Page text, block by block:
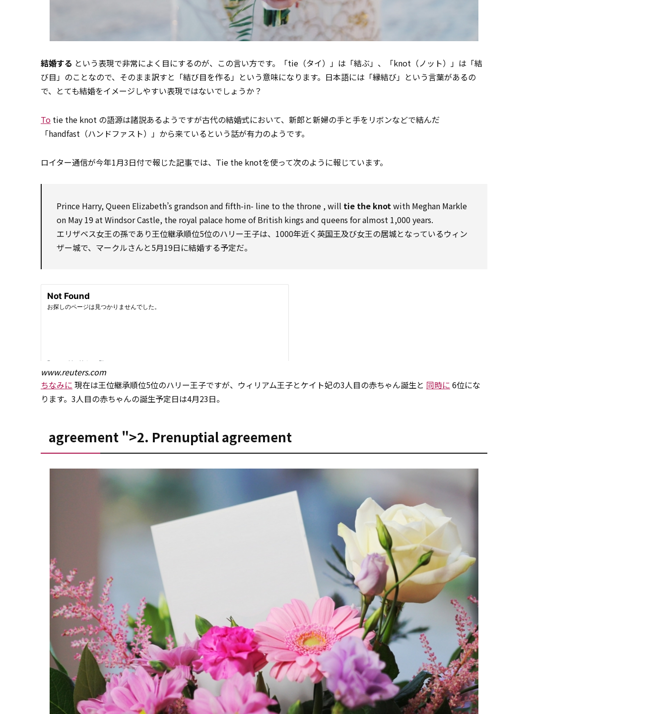
結婚する という表現で非常によく目にするのが、この言い方です。「tie（タイ）」は「結ぶ」、「knot（ノット）」は「結
び目」のことなので、そのまま訳すと「結び目を作る」という意味になります。日本語には「縁結び」という言葉があるの
で、とても結婚をイメージしやすい表現ではないでしょうか？
To tie the knot の語源は諸説あるようですが古代の結婚式において、新郎と新婦の手と手をリボンなどで結んだ
「handfast（ハンドファスト）」から来ているという話が有力のようです。
ロイター通信が今年1月3日付で報じた記事では、Tie the knotを使って次のように報じています。
Prince Harry, Queen Elizabeth’s grandson and fifth-in- line to the throne , will tie the knotwith Meghan Markle
on May 19 at Windsor Castle, the royal palace home of British kings and queens foralmost 1,000 years.
エリザベス女王の孫であり王位継承順位5位のハリー王子は、1000年近く英国王及び女王の居城となっているウィン
ザー城で、マークルさんと5月19日に結婚する予定だ。
www.reuters.com
ちなみに 現在は王位継承順位5位のハリー王子ですが、ウィリアム王子とケイト妃の3人目の赤ちゃん誕生と 同時に 6位にな
ります。3人目の赤ちゃんの誕生予定日は4月23日。
agreement ">2. Prenuptialagreement